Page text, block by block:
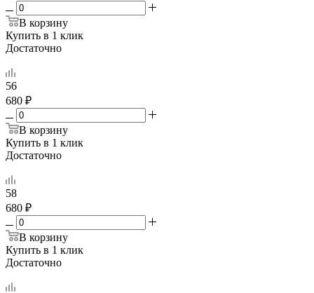
В корзину
Купить в 1 клик
Достаточно
56
680 ₽
В корзину
Купить в 1 клик
Достаточно
58
680 ₽
В корзину
Купить в 1 клик
Достаточно